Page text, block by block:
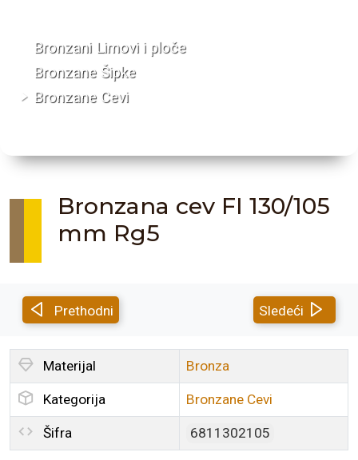
Bronzani Limovi i ploče
Bronzane Šipke
Bronzane Cevi
Bronzana cev FI 130/105
mm Rg5
Prethodni Sledeći
Materijal Bronza
Kategorija Bronzane Cevi
Šifra 6811302105